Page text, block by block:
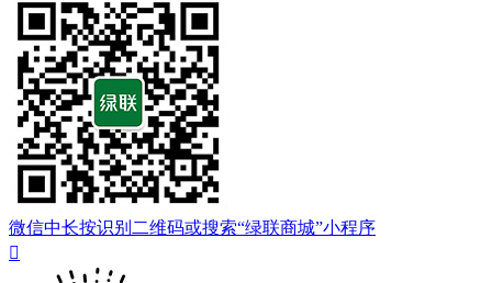
微信中长按识别二维码或搜索“绿联商城”小程序
